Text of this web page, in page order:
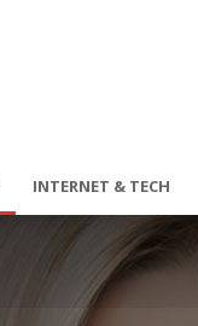
INTERNET & TECH